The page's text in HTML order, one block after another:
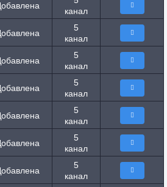
канал
5
канал
5
канал
5
канал
5
канал
5
канал
5
канал